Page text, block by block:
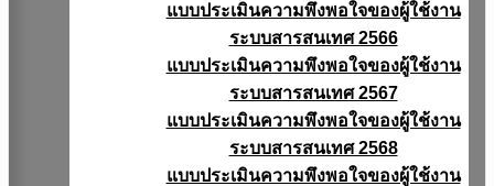
แบบประเมินความพึงพอใจของผู้ใช้งาน
ระบบสารสนเทศ 2566
แบบประเมินความพึงพอใจของผู้ใช้งาน
ระบบสารสนเทศ 2567
แบบประเมินความพึงพอใจของผู้ใช้งาน
ระบบสารสนเทศ 2568
แบบประเมินความพึงพอใจของผู้ใช้งาน